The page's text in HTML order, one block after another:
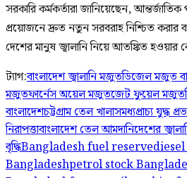
সরকারি কর্মকর্তারা জানিয়েছেন, আন্তর্জাতিক
প্রয়োজনে দ্রুত নতুন সরবরাহ নিশ্চিত করার
দেশের মানুষ জ্বালানি নিয়ে আতঙ্কিত
ট্যাগ:বাংলাদেশ জ্বালানি মজুতডিজেল মজুত
মজুতফার্নেস অয়েল মজুতজেট ফুয়েল মজুত
বাংলাদেশচট্টগ্রাম তেল খালাসমধ্যপ্রাচ্য যুদ্ধ
নিরাপত্তাবাংলাদেশ তেল আমদানিদেশের
বৃদ্ধিBangladesh fuel reserve
Bangladeshpetrol stock